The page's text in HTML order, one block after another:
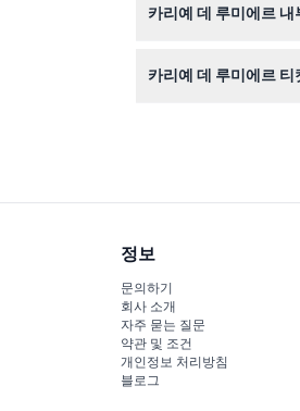
카리예 데 루미에르
수 있어 놀라운 감각
카리예 데 루미에르
정보
문의하기
회사 소개
자주 묻는 질문
약관 및 조건
개인정보 처리방침
블로그